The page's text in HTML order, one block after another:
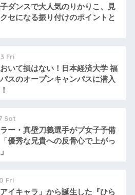
ダンスで大人気のりかりこ、見
セになる振り付けのポイントと
Fri
いて損はない！日本経済大学 福
スのオープンキャンパスに潜入
Sat
ー・真壁刀義選手がプ女子予備
優秀な兄貴への反骨心で上がっ
Fri
イキャラ」から誕生した『ひら